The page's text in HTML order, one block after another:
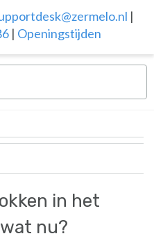
|
| Openingstijden
in het
nu?